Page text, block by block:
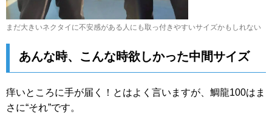
まだ大きいネクタイに不安感がある人にも取っ付きやすいサイズかもしれない
あんな時、こんな時欲しかった中間サイズ
痒いところに手が届く！とはよく言いますが、鯛龍100はま
さに“それ”です。